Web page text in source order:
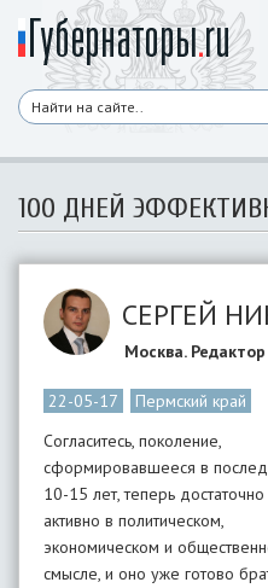
100 ДНЕЙ
СЕРГЕЙ
Москва.
22-05-17
Пермский край
Согласитесь, поколение,
сформировавшееся в
10-15 лет, теперь достаточно
активно в политическом,
экономическом и
смысле, и оно уже готово